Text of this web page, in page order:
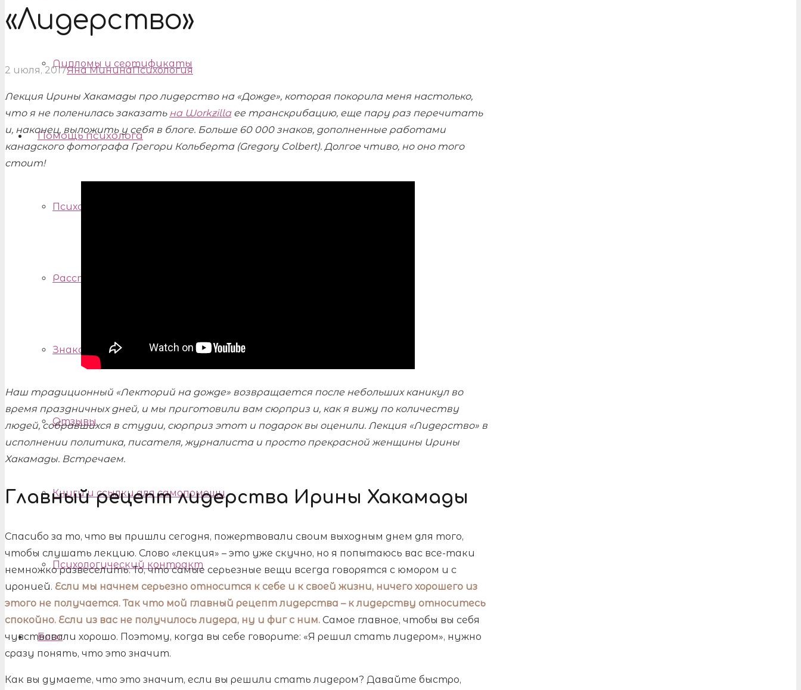
Дипломы и сертификаты
Помощь психолога
Психологическая помощь
Расстановки по Хеллингеру, семейные расстановки
Знакомство с психологом
Отзывы
Книги и ссылки для самопомощи
Психологический контракт
Блог
«Лидерство»
2 июля, 2017Яна МининаПсихология
Лекция Ирины Хакамады про лидерство на «Дожде», которая покорила меня настолько,
что я не поленилась заказать на Workzillaее транскрибацию, еще пару раз перечитать
и, наконец, выложить у себя в блоге. Больше 60 000 знаков, дополненные работами
канадского фотографа Грегори Кольберта (Gregory Colbert). Долгое чтиво, но оно того
стоит!
Наш традиционный «Лекторий на дожде» возвращается после небольших каникул во
время праздничных дней, и мы приготовили вам сюрприз и, как я вижу по количеству
людей, собравшихся в студии, сюрприз этот и подарок вы оценили. Лекция «Лидерство» в
исполнении политика, писателя, журналиста и просто прекрасной женщины Ирины
Хакамады. Встречаем.
Главный рецепт лидерства Ирины Хакамады
Спасибо за то, что вы пришли сегодня, пожертвовали своим выходным днем для того,
чтобы слушать лекцию. Слово «лекция» – это уже скучно, но я попытаюсь вас все-таки
немножко развеселить. То, что самые серьезные вещи всегда говорятся с юмором и с
иронией. Если мы начнем серьезно относится к себе и к своей жизни, ничего хорошего из
этого не получается. Так что мой главный рецепт лидерства – к лидерству относитесь
спокойно. Если из вас не получилось лидера, ну и фиг с ним. Самое главное, чтобы вы себя
чувствовали хорошо. Поэтому, когда вы себе говорите: «Я решил стать лидером», нужно
сразу понять, что это значит.
Как вы думаете, что это значит, если вы решили стать лидером? Давайте быстро,